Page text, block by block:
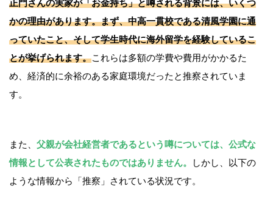
正門さんの実家が「お金持ち」と噂される背景には、いくつ
かの理由があります。まず、中高一貫校である清風学園に通
っていたこと、そして学生時代に海外留学を経験しているこ
とが挙げられます。これらは多額の学費や費用がかかるた
め、経済的に余裕のある家庭環境だったと推察されていま
す。
また、 父親が会社経営者であるという噂については、公式な
情報として公表されたものではありません。
しかし、以下の
ような情報から「推察」されている状況です。